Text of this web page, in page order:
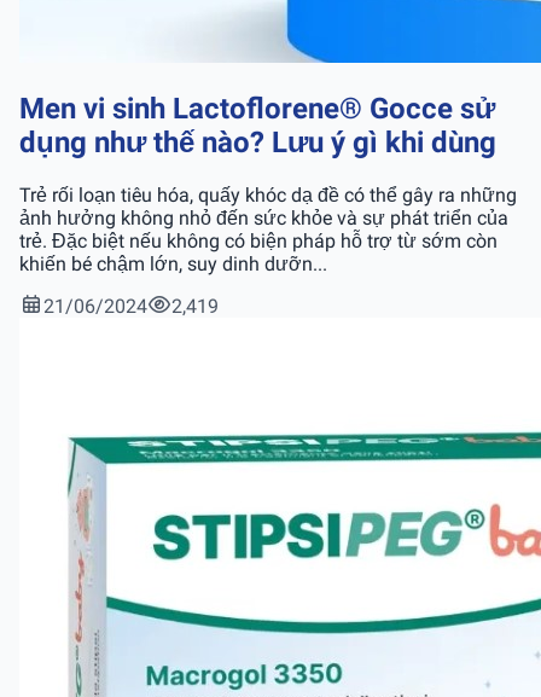
Men vi sinh Lactoflorene® Gocce sử
dụng như thế nào? Lưu ý gì khi dùng
Trẻ rối loạn tiêu hóa, quấy khóc dạ đề có thể gây ra những
ảnh hưởng không nhỏ đến sức khỏe và sự phát triển của
trẻ. Đặc biệt nếu không có biện pháp hỗ trợ từ sớm còn
khiến bé chậm lớn, suy dinh dưỡn...
21/06/2024
2,419